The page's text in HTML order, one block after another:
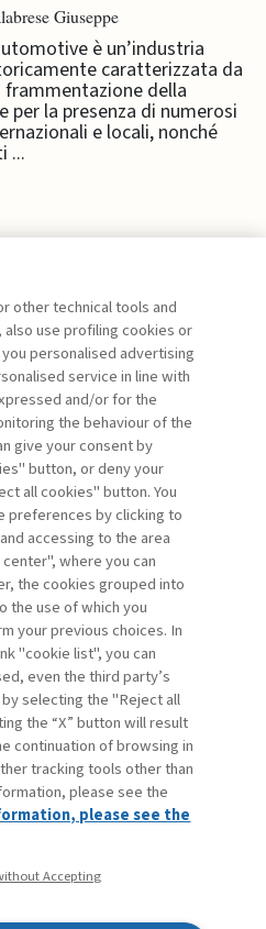
Giuseppe
è un’industria
caratterizzata da
frammentazione della
per la presenza di numerosi
e locali, nonché
...
ALLA
DELLA ...
E&M
esclusivamente
Per abbonati
other technical tools and
use profiling cookies or
personalised advertising
service in line with
and/or for the
the behaviour of the
give your consent by
button, or deny your
all cookies" button. You
preferences by clicking to
accessing to the area
where you can
the cookies grouped into
the use of which you
your previous choices. In
"cookie list", you can
even the third party’s
selecting the "Reject all
the “X” button will result
continuation of browsing in
tracking tools other than
please see the
please see the
Accepting